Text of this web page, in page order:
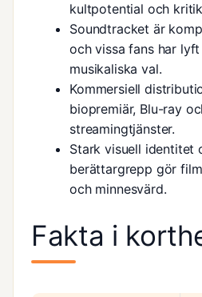
kultpotential och
Soundtracket är
och vissa fans har
musikaliska val.
Kommersiell
biopremiär, Blu-ray
streamingtjänster.
Stark visuell identitet
berättargrepp gör
och minnesvärd.
Fakta i